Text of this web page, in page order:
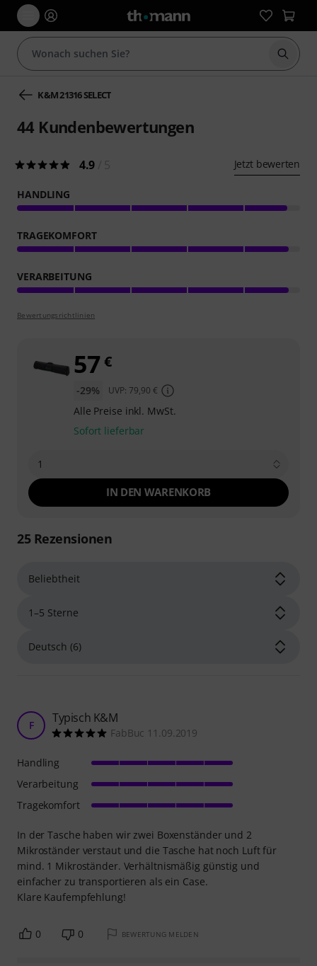
Suche
K&M 21316 SELECT
44 Kundenbewertungen
4.9 Jetzt bewerten
HANDLING
TRAGEKOMFORT
VERARBEITUNG
Bewertungsrichtlinien
57€
-29% UVP: 79,90 €
Alle Preise inkl. MwSt.
Sofort lieferbar
1
IN DEN WARENKORB
25Rezensionen
F Typisch K&M
FabBuc 11.09.2019
In der Tasche haben wir zwei Boxenständer und 2
Mikroständer verstaut und die Tasche hat noch Luft für
mind. 1 Mikroständer. Verhältnismäßig günstig und
einfacher zu transportieren als ein Case.
Klare Kaufempfehlung!
Handling
Verarbeitung
Tragekomfort
0 0 BEWERTUNG MELDEN